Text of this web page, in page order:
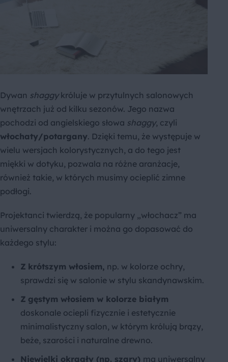
Dywan shaggykróluje w przytulnych salonowych
wnętrzach już od kilku sezonów. Jego nazwa
pochodzi od angielskiego słowa shaggy, czyli
włochaty/potargany. Dzięki temu, że występuje w
wielu wersjach kolorystycznych, a do tego jest
miękki w dotyku, pozwala na różne aranżacje,
również takie, w których musimy ocieplić zimne
podłogi.
Projektanci twierdzą, że popularny „włochacz” ma
uniwersalny charakter i można go dopasować do
każdego stylu:
Z krótszym włosiem, np. w kolorze ochry,
sprawdzi się w salonie w stylu skandynawskim.
Z gęstym włosiem w kolorze białym
doskonale ociepli fizycznie i estetycznie
minimalistyczny salon, w którym królują brązy,
beże, szarości i naturalne drewno.
Niewielki okrągły (np. szary) ma uniwersalny